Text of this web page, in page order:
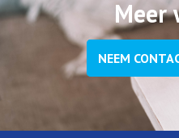
Meer
NEEM